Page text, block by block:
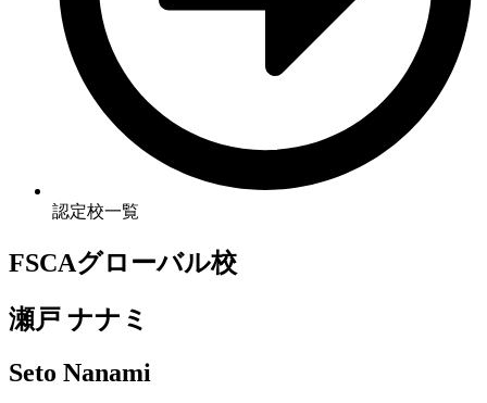
認定校一覧
FSCAグローバル校
瀬戸 ナナミ
Seto Nanami